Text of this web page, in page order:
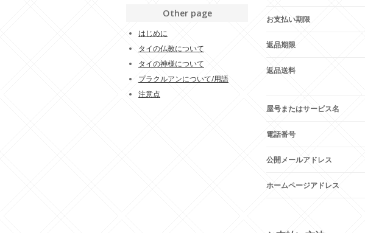
お支払い期限
返品期限
返品送料
屋号またはサービス名
電話番号
公開メールアドレス
ホームページアドレス
Other page
はじめに
タイの仏教について
タイの神様について
プラクルアンについて/用語
注意点